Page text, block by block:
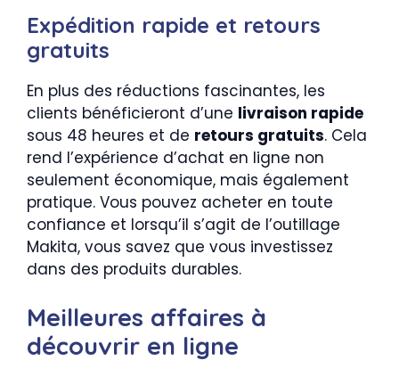
Expédition rapide et retours
gratuits
En plus des réductions fascinantes, les
clients bénéficieront d’une livraison rapide
sous 48 heures et de retours gratuits. Cela
rend l’expérience d’achat en ligne non
seulement économique, mais également
pratique. Vous pouvez acheter en toute
confiance et lorsqu’il s’agit de l’outillage
Makita, vous savez que vous investissez
dans des produits durables.
Meilleures affaires à
découvrir en ligne